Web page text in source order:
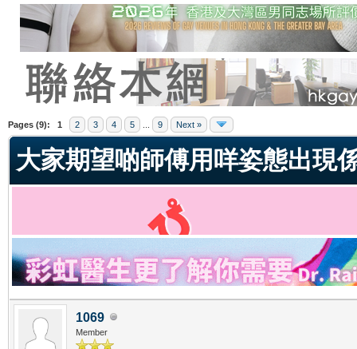
Pages (9): 1 2 3 4 5 9 Next »
大家期望啲師傅用咩姿態出現
1069
Member